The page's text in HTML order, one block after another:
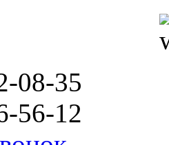
08-35
56-12